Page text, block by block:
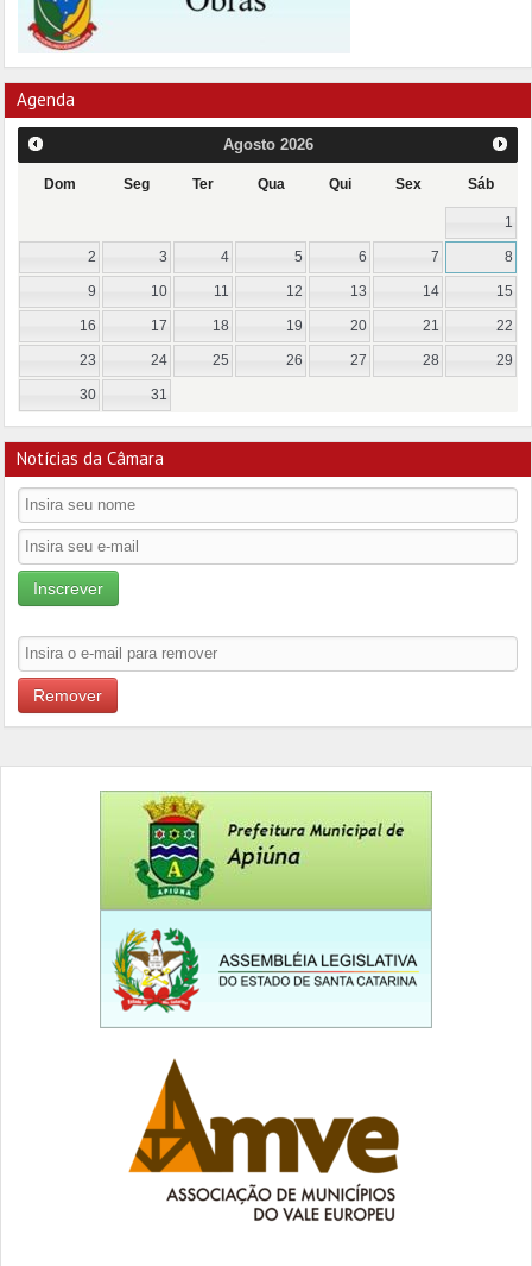
Agenda
Agosto 2026
Dom Seg Ter Qua Qui Sex Sáb
1
2 3 4 5 6 7 8
9 10 11 12 13 14 15
16 17 18 19 20 21 22
23 24 25 26 27 28 29
30 31
Notícias da Câmara
Inscrever
Remover